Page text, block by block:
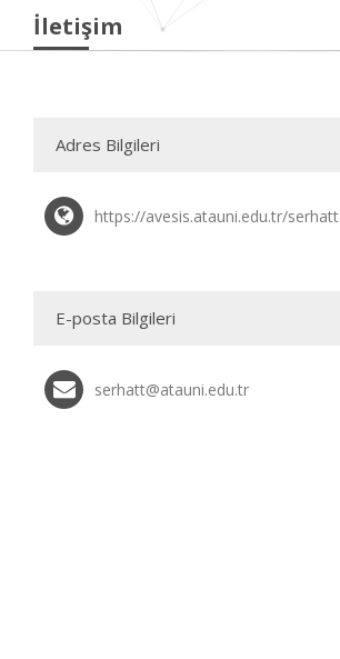
İletişim
Adres Bilgileri
https://avesis.atauni.edu.tr/serhatt
E-posta Bilgileri
serhatt@atauni.edu.tr